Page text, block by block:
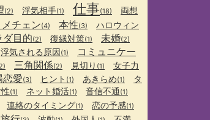
(2) 浮気相手(1) 仕事(18)
両想
メチェン(4) 本性(3) ハロウィン
ダ目的(2) 復縁対策(1) 未婚(2)
浮気される原因(1)
コミュニケー
三角関係(2) 見切り (1) 女子力
恋愛(3) ヒント (1) あきらめ(1)
タ
(1) ネット婚活(1) 音信不通 (1)
連絡のタイミング(1) 恋の予感(1)